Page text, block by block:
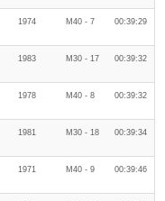
1974 M40 - 7 00:39:29
1983 M30 - 17 00:39:32
1978 M40 - 8 00:39:32
1981 M30 - 18 00:39:34
1971 M40 - 9 00:39:46